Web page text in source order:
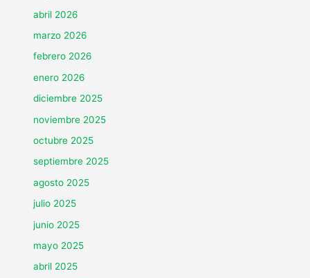
abril 2026
marzo 2026
febrero 2026
enero 2026
diciembre 2025
noviembre 2025
octubre 2025
septiembre 2025
agosto 2025
julio 2025
junio 2025
mayo 2025
abril 2025